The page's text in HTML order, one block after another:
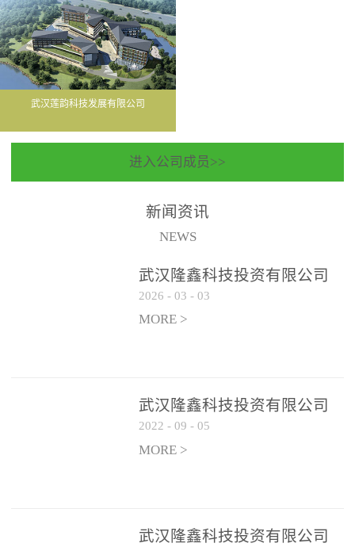
武汉莲韵科技发展有限公司
进入公司成员>>
新闻资讯
NEWS
武汉隆鑫科技投资有限公司
聘请常年法律顾问服务机构
遴选公告
2026 - 03 - 03
MORE >
武汉隆鑫科技投资有限公司
办公用房 空调设备供应商公
开遴选公告
2022 - 09 - 05
MORE >
武汉隆鑫科技投资有限公司